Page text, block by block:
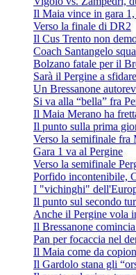
Il Maia vince in gara 1,
Verso la finale di DR2
Il Cus Trento non
Coach Santangelo
Bolzano fatale per il
Sarà il Pergine a
Un Bressanone
Si va alla “bella” fra
Il Maia Merano ha
Il punto sulla prima
Verso la semifinale fra
Gara 1 va al Pergine
Verso la semifinale
Porfido incontenibile,
I "vichinghi"
Il punto sul secondo
Anche il Pergine vola
Il Bressanone
Pan per focaccia nel
Il Maia come da
Il Gardolo stana gli